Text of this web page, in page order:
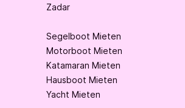
Zadar
Segelboot Mieten
Motorboot Mieten
Katamaran Mieten
Hausboot Mieten
Yacht Mieten